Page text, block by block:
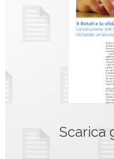
Scarica